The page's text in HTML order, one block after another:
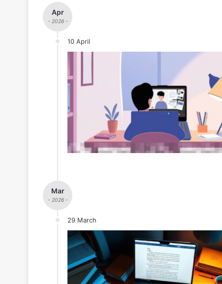
Apr
- 2026 -
10 April
Mar
- 2026 -
29 March